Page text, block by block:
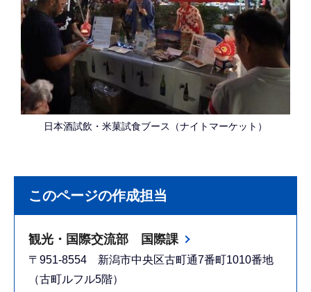
日本酒試飲・米菓試食ブース（ナイトマーケット）
このページの作成担当
観光・国際交流部 国際課
〒951-8554 新潟市中央区古町通7番町1010番地
（古町ルフル5階）